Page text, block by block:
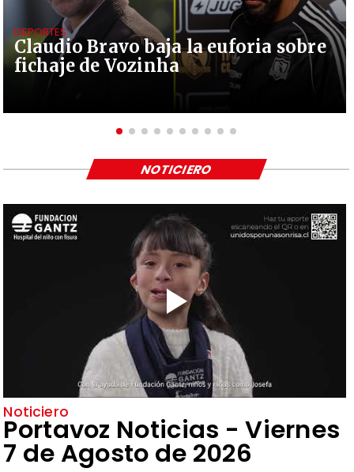
Claudio Bravo baja la euforia sobre
fichaje de Vozinha
DEPORTES
Noticiero
Portavoz Noticias - Viernes
7 de Agosto de 2026
NOTICIERO